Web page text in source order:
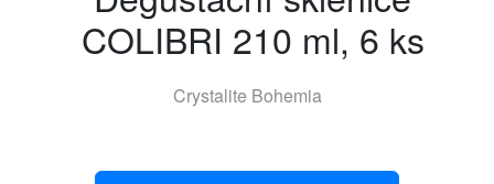
COLIBRI 210 ml, 6 ks
Crystalite Bohemia